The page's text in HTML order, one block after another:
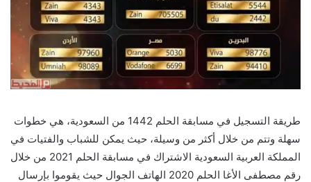
طريقة التسجيل في مسابقة الحلم 1442 من السعودية، هي خطوات
سهلة وتتم من خلال أكثر من وسيلة، حيث يمكن للشباب والفتيات في
المملكة العربية السعودية الاشتراك في مسابقة الحلم 2021 من خلال
رقم مصطفى الأغا الحلم 2020 الهاتف الجوال حيث يقوموا بإرسال